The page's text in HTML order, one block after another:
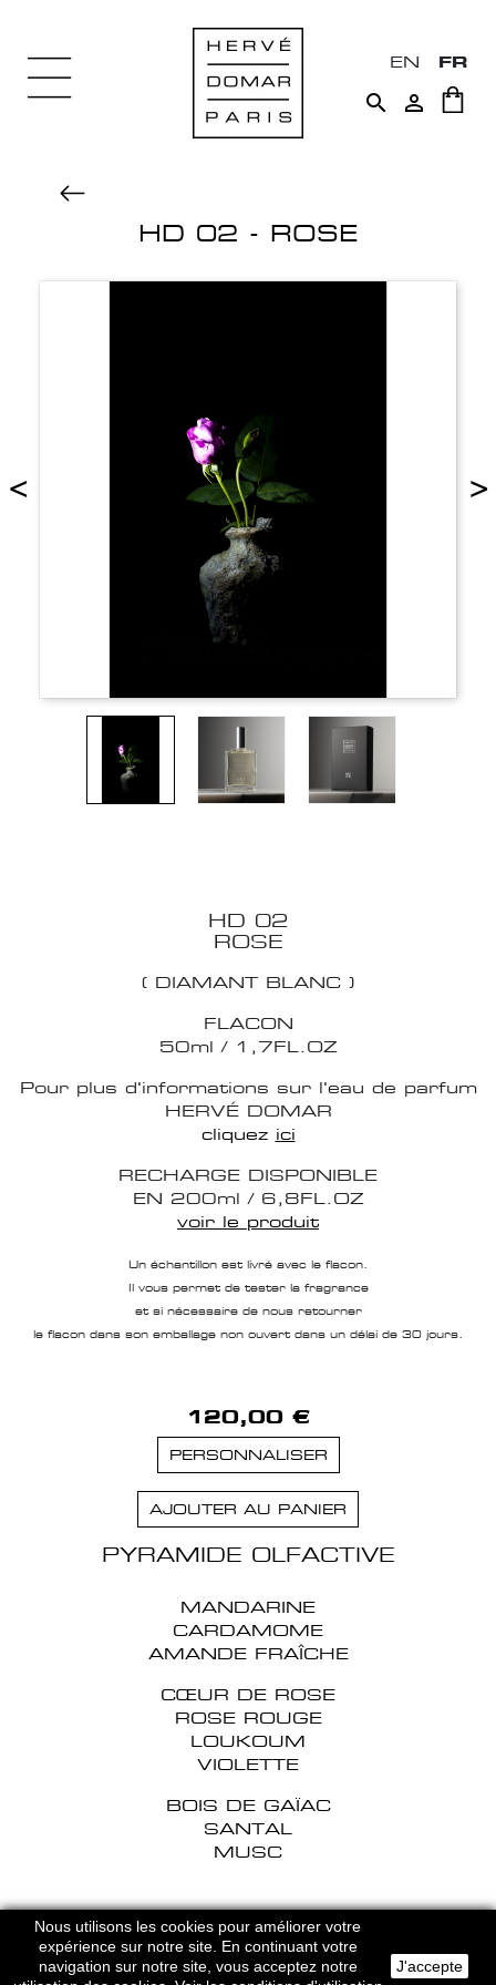
EN FR
 
HD 02 - ROSE
< >
HD 02
ROSE
( DIAMANT BLANC )
FLACON
50ml / 1,7FL.OZ
Pour plus d'informations sur l'eau de parfum
HERVÉ DOMAR
cliquez ici
RECHARGE DISPONIBLE
EN 200ml / 6,8FL.OZ
voir le produit
Un échantillon est livré avec le flacon.
Il vous permet de tester la fragrance
et si nécessaire de nous retourner
le flacon dans son emballage non ouvert dans un délai de 30 jours.
120,00 €
PERSONNALISER
AJOUTER AU PANIER
PYRAMIDE OLFACTIVE
MANDARINE
CARDAMOME
AMANDE FRAÎCHE
CŒUR DE ROSE
ROSE ROUGE
LOUKOUM
VIOLETTE
BOIS DE GAÏAC
SANTAL
MUSC
MENTIONS LEGALES
Nous utilisons les cookies pour améliorer votre
expérience sur notre site. En continuant votre
navigation sur notre site, vous acceptez notre
J'accepte